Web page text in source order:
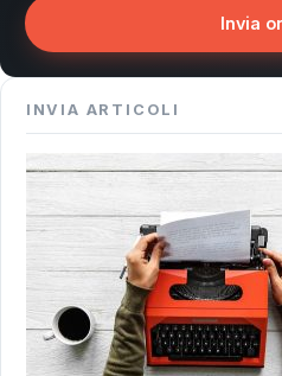
Invia
INVIA ARTICOLI